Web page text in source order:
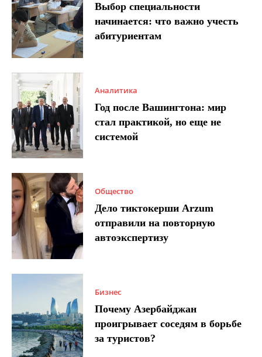
Выбор специальности
начинается: что важно учесть
абитуриентам
Аналитика
Год после Вашингтона: мир
стал практикой, но еще не
системой
Общество
Дело тиктокерши Arzum
отправили на повторную
автоэкспертизу
Бизнес
Почему Азербайджан
проигрывает соседям в борьбе
за туристов?